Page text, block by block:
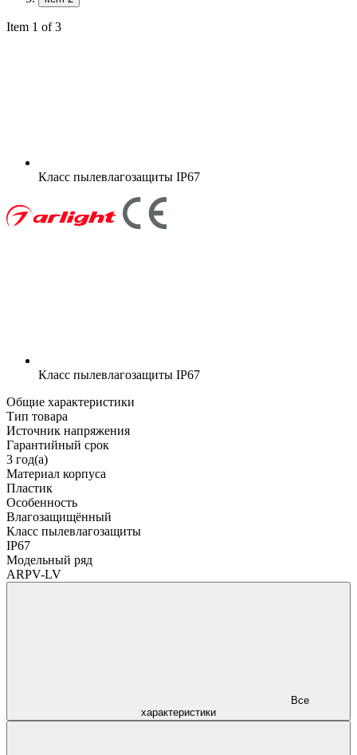
Item 1 of 3
Класс пылевлагозащиты IP67
Класс пылевлагозащиты IP67
Общие характеристики
Тип товара
Источник напряжения
Гарантийный срок
3 год(а)
Материал корпуса
Пластик
Особенность
Влагозащищённый
Класс пылевлагозащиты
IP67
Модельный ряд
ARPV-LV
характеристики